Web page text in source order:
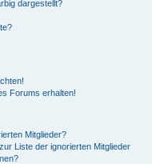
dargestellt?
Forums erhalten!
Mitglieder?
Liste der ignorierten Mitglieder